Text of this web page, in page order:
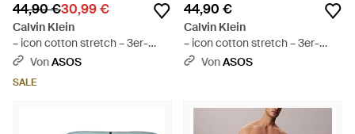
44,90 €30,99 €
Calvin Klein
– icon cotton stretch – 3er-
pack hüftslips - Schwarz
VonASOS
SALE
44,90 €
Calvin Klein
– icon cotton stretch – 3er-
pack eng geschnittene
VonASOS